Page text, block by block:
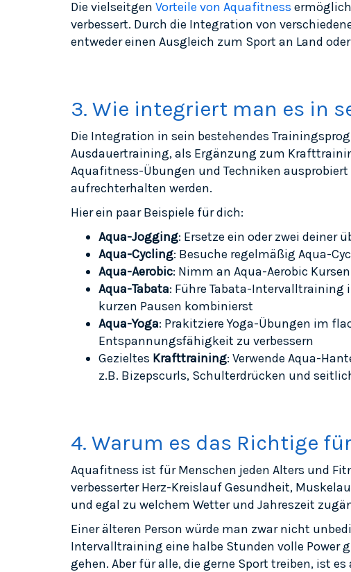
Die vielseitgen Vorteile von Aquafitness
verbessert. Durch die Integration von
entweder einen Ausgleich zum Sport an Land
3. Wie integriert man es in
Die Integration in sein bestehendes
Ausdauertraining, als Ergänzung zum
Aquafitness-Übungen und Techniken
aufrechterhalten werden.
Hier ein paar Beispiele für dich:
Aqua-Jogging: Ersetze ein oder zwei deiner
Aqua-Cycling: Besuche regelmäßig Aqua-
Aqua-Aerobic: Nimm an Aqua-Aerobic
Aqua-Tabata: Führe Tabata-Intervalltraining
kurzen Pausen kombinierst
Aqua-Yoga: Prakitziere Yoga-Übungen im
Entspannungsfähigkeit zu verbessern
Gezieltes Krafttraining: Verwende Aqua-
z.B. Bizepscurls, Schulterdrücken und
4. Warum es das Richtige
Aquafitness ist für Menschen jeden Alters und
verbesserter Herz-Kreislauf Gesundheit,
und egal zu welchem Wetter und Jahreszeit
Einer älteren Person würde man zwar nicht
Intervalltraining eine halbe Stunden volle Power
gehen. Aber für alle, die gerne Sport treiben, ist